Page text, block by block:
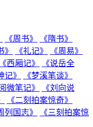
《周书》
《隋书》
》 《礼记》
《周易》
《西厢记》
《说岳全
记》
《梦溪笔谈》
微笔记》
《刘向说
《二刻拍案惊奇》
列国志》
《三刻拍案惊